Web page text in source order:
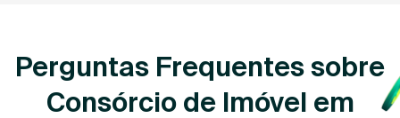
Perguntas Frequentes sobre
Consórcio de Imóvel em